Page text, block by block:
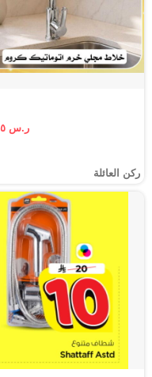
ر.س ١٨.٩٥
ركن العائلة